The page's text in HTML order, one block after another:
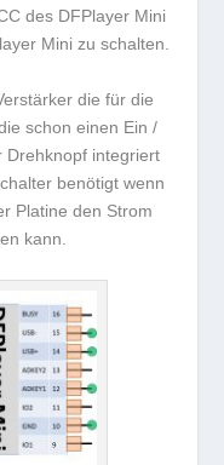
des DFPlayer Mini
Mini zu schalten.
die für die
schon einen Ein /
Drehknopf integriert
benötigt wenn
Platine den Strom
kann.